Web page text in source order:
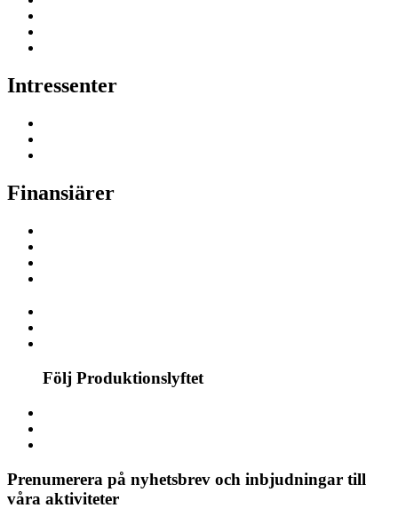
Intressenter
Finansiärer
Följ Produktionslyftet
Prenumerera på nyhetsbrev och inbjudningar till
våra aktiviteter